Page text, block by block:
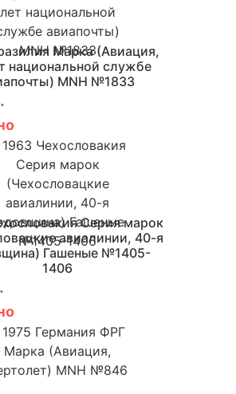
Марка (Авиация,
национальной службе
MNH №1833
Серия марок
авиалинии, 40-я
Гашеные №1405-
1406